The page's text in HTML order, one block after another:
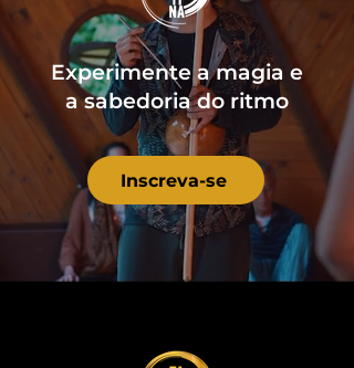
Experimente a magia e
a sabedoria do ritmo
Inscreva-se